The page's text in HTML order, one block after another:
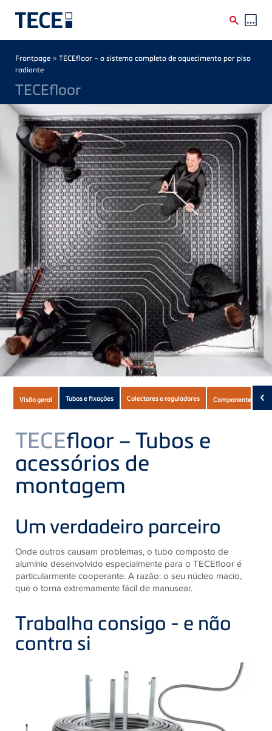
Breadcrumb
Frontpage » TECEfloor – o sistema completo de aquecimento por piso
radiante
TECEfloor
Subnavigation
of
current
Product
Visão geral Tubos e fixações Colectores e reguladores Componentes ‹
TECEfloor – Tubos e
acessórios de
montagem
Um verdadeiro parceiro
Onde outros causam problemas, o tubo composto de
alumínio desenvolvido especialmente para o TECEfloor é
particularmente cooperante. A razão: o seu núcleo macio,
que o torna extremamente fácil de manusear.
Trabalha consigo - e não
contra si